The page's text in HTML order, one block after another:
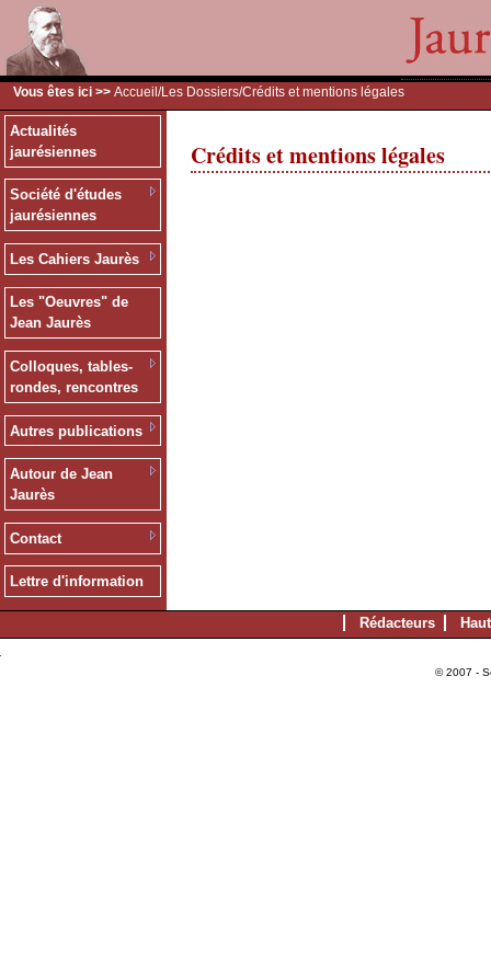
Vous êtes ici >> Accueil /Les Dossiers/Crédits et mentions légales
Actualités
jaurésiennes
Société d'études
jaurésiennes
Les Cahiers Jaurès
Les "Oeuvres" de
Jean Jaurès
Colloques, tables-
rondes, rencontres
Autres publications
Autour de Jean
Jaurès
Contact
Lettre d'information
Crédits et mentions légales
Rédacteurs
© 2007 -